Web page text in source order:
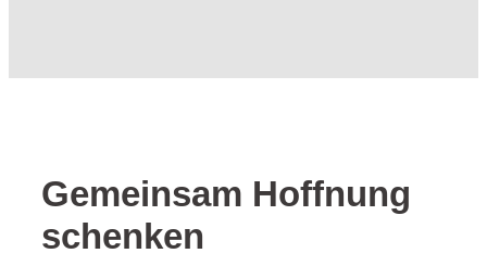
Gemeinsam Hoffnung
schenken